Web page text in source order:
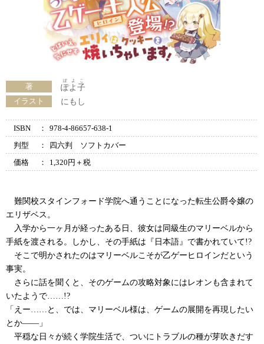
著 ぽよ子
ぽよこ
イラスト にもし
ISBN ：
978-4-86657-638-1
判型
：
四六判 ソフトカバー
価格
： 1,320円＋税
難関校スタインフォード学院へ通うことになった転生公爵令嬢の
エリザベス。
入学から一ヶ月が経ったある日、彼女は同級生のマリーベルから
手紙を渡される。しかし、その手紙は『日本語』で書かれていて!?
そこで明かされたのはマリーベルこそが乙ゲーヒロインだという
事実。
さらに話を聞くと、そのゲームの攻略対象にはレオンも含まれて
いたようで……!?
「えー……と、では、マリーベル様は、ゲームの展開を再現したい
とか――」
平穏な日々が続く学院生活で、ついにトラブルの種が芽吹きだす